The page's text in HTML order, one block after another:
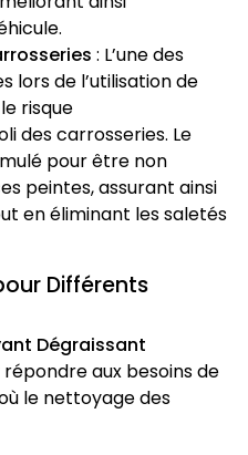
: L’une des
lors de l’utilisation de
risque
des carrosseries. Le
pour être non
peintes, assurant ainsi
en éliminant les saletés
Différents
Dégraissant
aux besoins de
le nettoyage des